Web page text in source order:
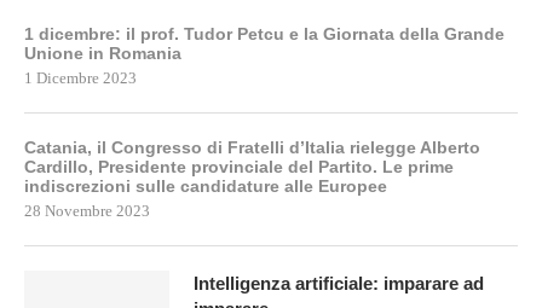
1 dicembre: il prof. Tudor Petcu e la Giornata della Grande
Unione in Romania
1 Dicembre 2023
Catania, il Congresso di Fratelli d’Italia rielegge Alberto
Cardillo, Presidente provinciale del Partito. Le prime
indiscrezioni sulle candidature alle Europee
28 Novembre 2023
Intelligenza artificiale: imparare ad